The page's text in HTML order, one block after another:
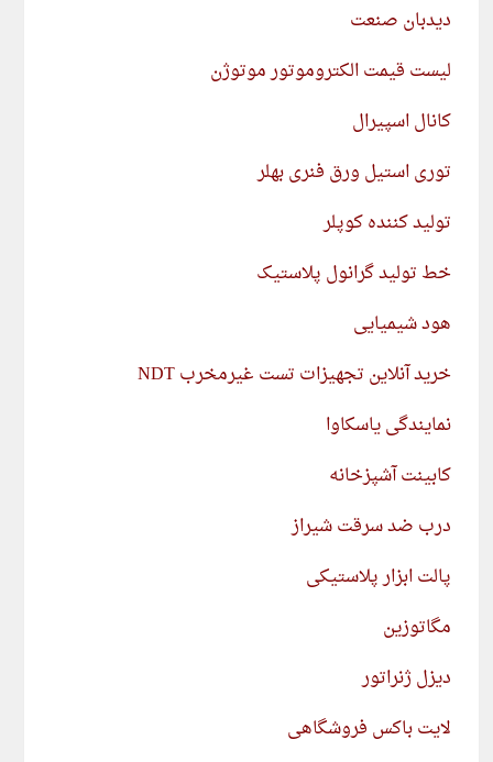
دیدبان صنعت
لیست قیمت الکتروموتور موتوژن
کانال اسپیرال
توری استیل ورق فنری بهلر
تولید کننده کوپلر
خط تولید گرانول پلاستیک
هود شیمیایی
خرید آنلاین تجهیزات تست غیرمخرب NDT
نمایندگی یاسکاوا
کابینت آشپزخانه
درب ضد سرقت شیراز
پالت ابزار پلاستیکی
مگاتوزین
دیزل ژنراتور
لایت باکس فروشگاهی